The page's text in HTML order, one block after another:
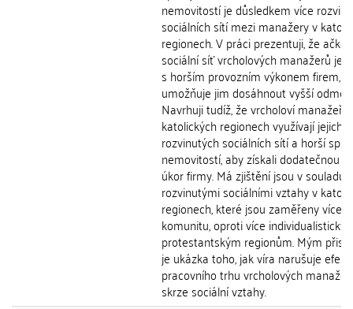
nemovitostí je důsledkem více
sociálních sítí mezi manažery v
regionech. V práci prezentuji, že
sociální síť vrcholových manažerů je
s horším provozním výkonem firem,
umožňuje jim dosáhnout vyšší
Navrhuji tudíž, že vrcholoví manažeři v
katolických regionech využívají jejich
rozvinutých sociálních sítí a horší
nemovitostí, aby získali dodatečnou
úkor firmy. Má zjištění jsou v souladu
rozvinutými sociálními vztahy v
regionech, které jsou zaměřeny více
komunitu, oproti více
protestantským regionům. Mým
je ukázka toho, jak víra narušuje
pracovního trhu vrcholových
skrze sociální vztahy.